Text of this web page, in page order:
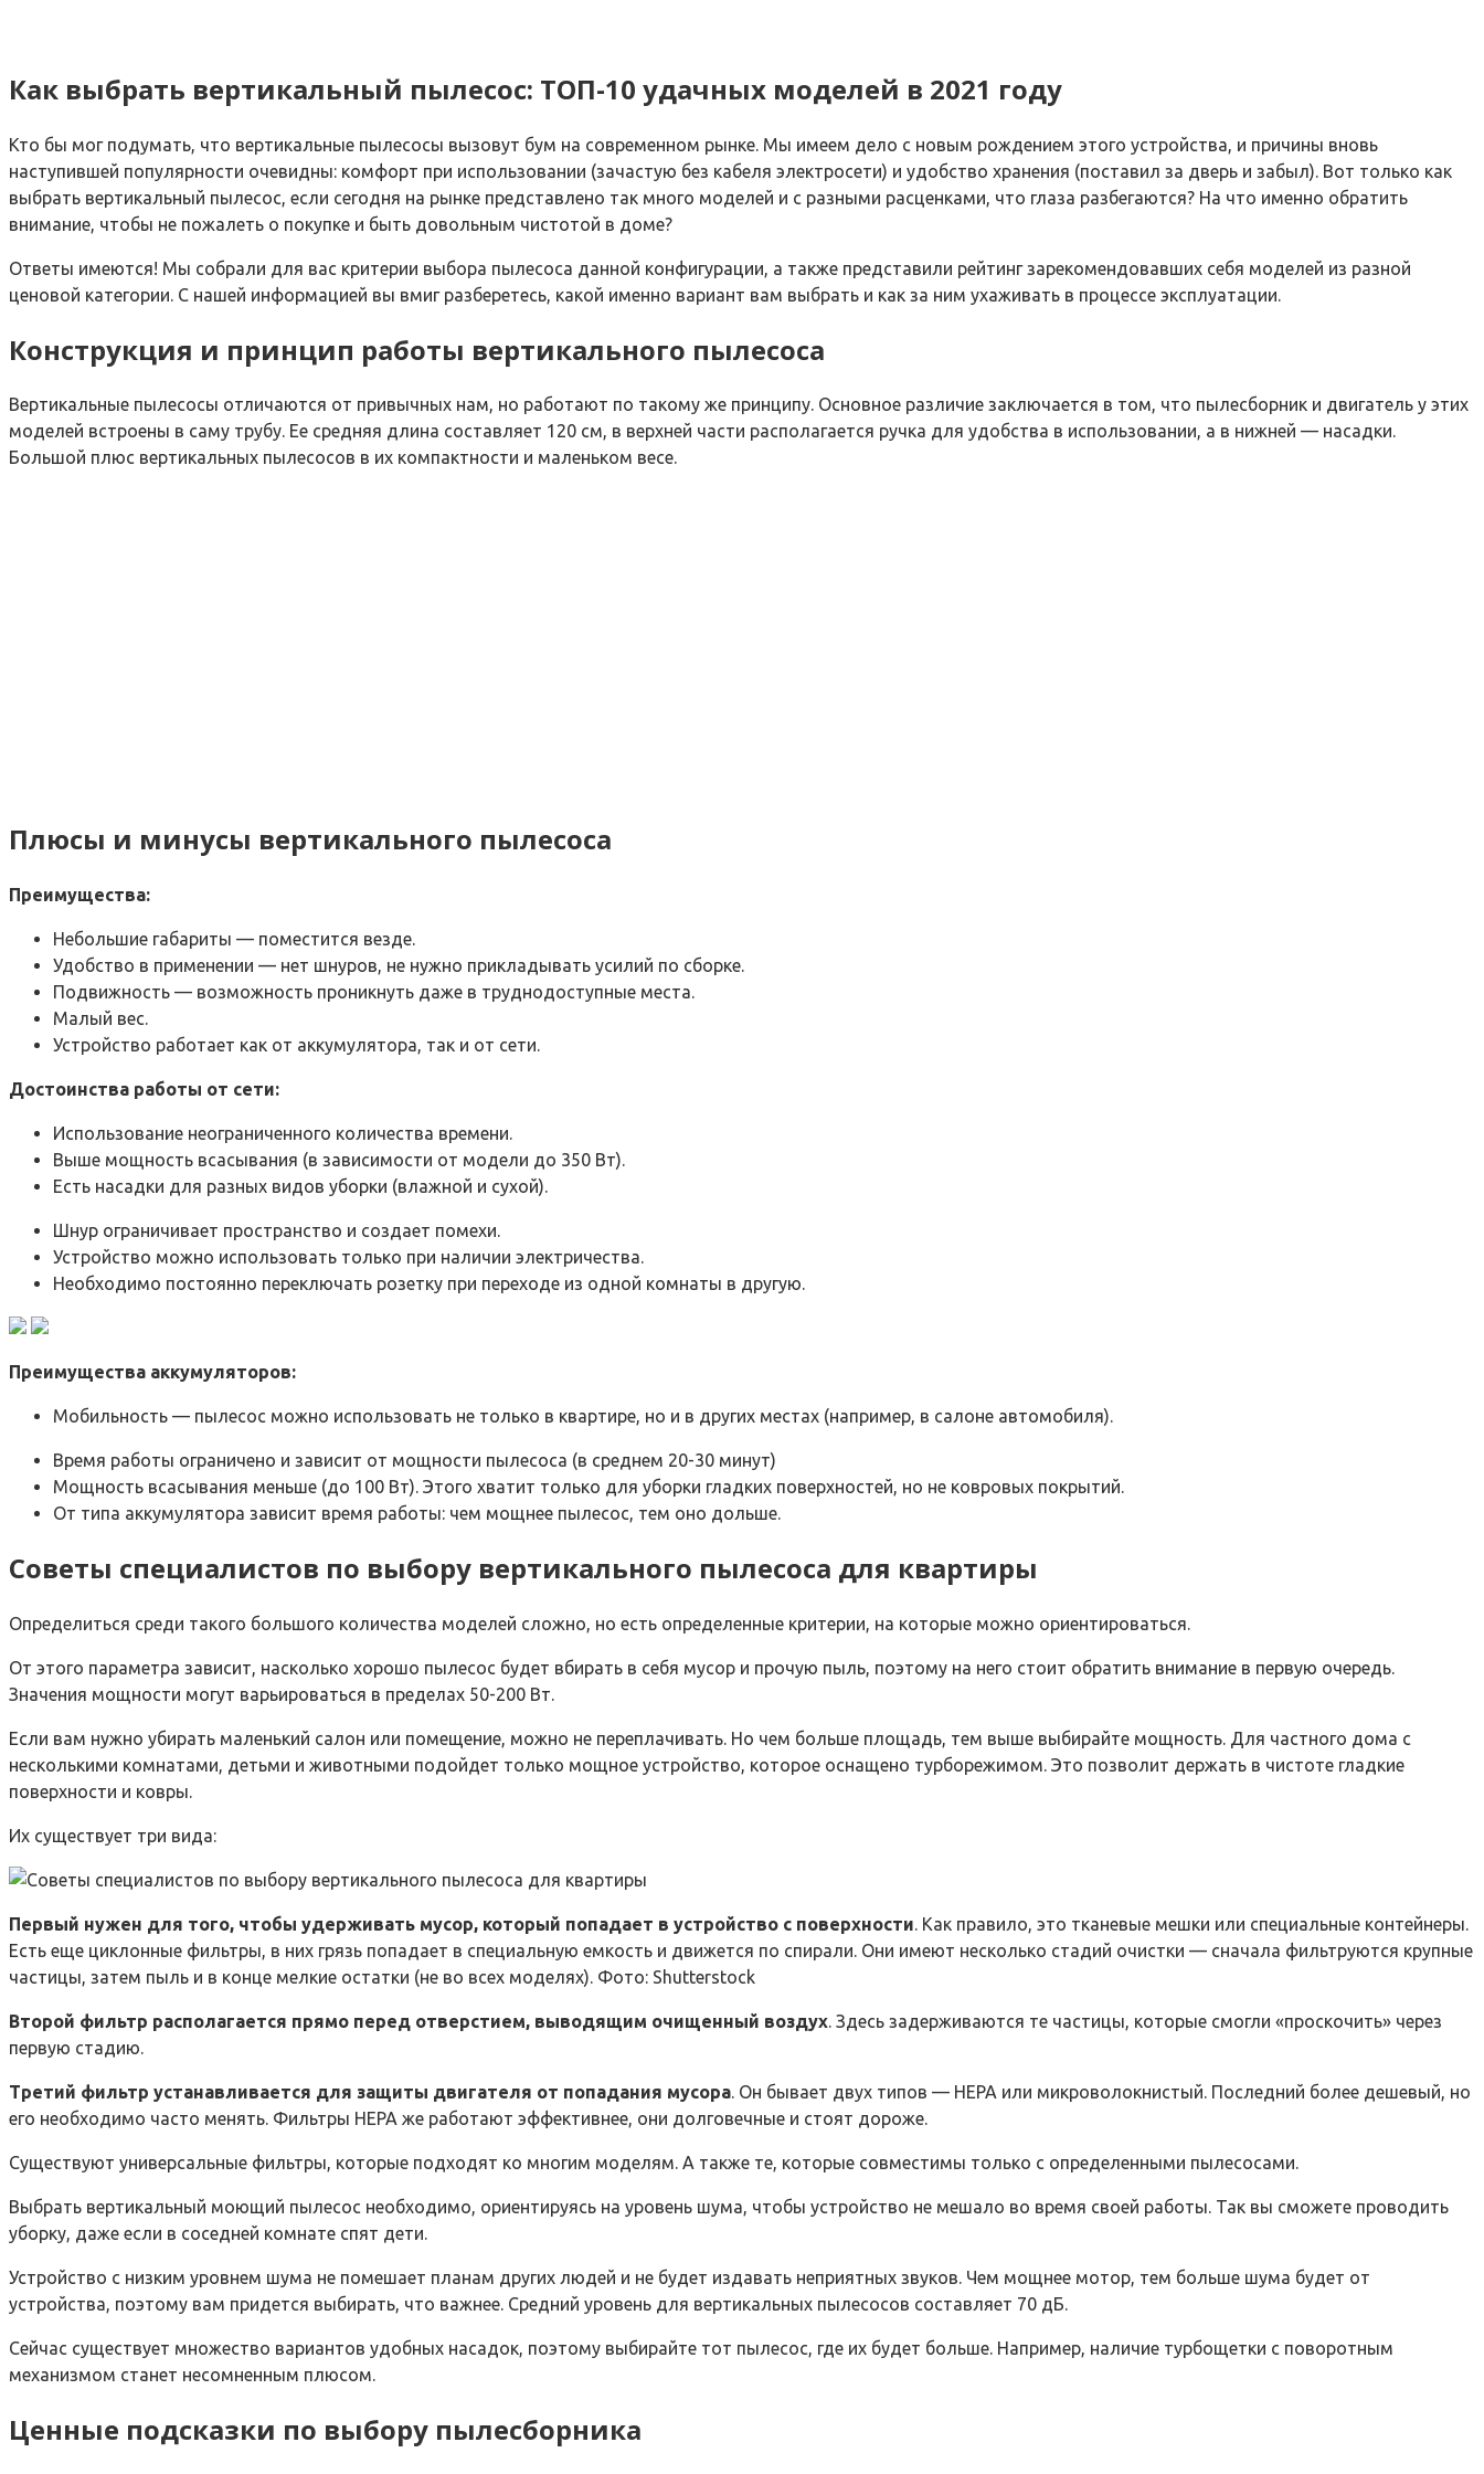
Как выбрать вертикальный пылесос: ТОП-10 удачных моделей в 2021 году
Кто бы мог подумать, что вертикальные пылесосы вызовут бум на современном рынке. Мы имеем дело с новым рождением этого устройства, и причины вновь
наступившей популярности очевидны: комфорт при использовании (зачастую без кабеля электросети) и удобство хранения (поставил за дверь и забыл). Вот только как
выбрать вертикальный пылесос, если сегодня на рынке представлено так много моделей и с разными расценками, что глаза разбегаются? На что именно обратить
внимание, чтобы не пожалеть о покупке и быть довольным чистотой в доме?
Ответы имеются! Мы собрали для вас критерии выбора пылесоса данной конфигурации, а также представили рейтинг зарекомендовавших себя моделей из разной
ценовой категории. С нашей информацией вы вмиг разберетесь, какой именно вариант вам выбрать и как за ним ухаживать в процессе эксплуатации.
Конструкция и принцип работы вертикального пылесоса
Вертикальные пылесосы отличаются от привычных нам, но работают по такому же принципу. Основное различие заключается в том, что пылесборник и двигатель у этих
моделей встроены в саму трубу. Ее средняя длина составляет 120 см, в верхней части располагается ручка для удобства в использовании, а в нижней — насадки.
Большой плюс вертикальных пылесосов в их компактности и маленьком весе.
Плюсы и минусы вертикального пылесоса
Преимущества:
Небольшие габариты — поместится везде.
Удобство в применении — нет шнуров, не нужно прикладывать усилий по сборке.
Подвижность — возможность проникнуть даже в труднодоступные места.
Малый вес.
Устройство работает как от аккумулятора, так и от сети.
Достоинства работы от сети:
Использование неограниченного количества времени.
Выше мощность всасывания (в зависимости от модели до 350 Вт).
Есть насадки для разных видов уборки (влажной и сухой).
Шнур ограничивает пространство и создает помехи.
Устройство можно использовать только при наличии электричества.
Необходимо постоянно переключать розетку при переходе из одной комнаты в другую.
Преимущества аккумуляторов:
Мобильность — пылесос можно использовать не только в квартире, но и в других местах (например, в салоне автомобиля).
Время работы ограничено и зависит от мощности пылесоса (в среднем 20-30 минут)
Мощность всасывания меньше (до 100 Вт). Этого хватит только для уборки гладких поверхностей, но не ковровых покрытий.
От типа аккумулятора зависит время работы: чем мощнее пылесос, тем оно дольше.
Советы специалистов по выбору вертикального пылесоса для квартиры
Определиться среди такого большого количества моделей сложно, но есть определенные критерии, на которые можно ориентироваться.
От этого параметра зависит, насколько хорошо пылесос будет вбирать в себя мусор и прочую пыль, поэтому на него стоит обратить внимание в первую очередь.
Значения мощности могут варьироваться в пределах 50-200 Вт.
Если вам нужно убирать маленький салон или помещение, можно не переплачивать. Но чем больше площадь, тем выше выбирайте мощность. Для частного дома с
несколькими комнатами, детьми и животными подойдет только мощное устройство, которое оснащено турборежимом. Это позволит держать в чистоте гладкие
поверхности и ковры.
Их существует три вида:
Первый нужен для того, чтобы удерживать мусор, который попадает в устройство с поверхности. Как правило, это тканевые мешки или специальные контейнеры.
Есть еще циклонные фильтры, в них грязь попадает в специальную емкость и движется по спирали. Они имеют несколько стадий очистки — сначала фильтруются крупные
частицы, затем пыль и в конце мелкие остатки (не во всех моделях). Фото: Shutterstock
Второй фильтр располагается прямо перед отверстием, выводящим очищенный воздух. Здесь задерживаются те частицы, которые смогли «проскочить» через
первую стадию.
Третий фильтр устанавливается для защиты двигателя от попадания мусора. Он бывает двух типов — НЕРА или микроволокнистый. Последний более дешевый, но
его необходимо часто менять. Фильтры НЕРА же работают эффективнее, они долговечные и стоят дороже.
Существуют универсальные фильтры, которые подходят ко многим моделям. А также те, которые совместимы только с определенными пылесосами.
Выбрать вертикальный моющий пылесос необходимо, ориентируясь на уровень шума, чтобы устройство не мешало во время своей работы. Так вы сможете проводить
уборку, даже если в соседней комнате спят дети.
Устройство с низким уровнем шума не помешает планам других людей и не будет издавать неприятных звуков. Чем мощнее мотор, тем больше шума будет от
устройства, поэтому вам придется выбирать, что важнее. Средний уровень для вертикальных пылесосов составляет 70 дБ.
Сейчас существует множество вариантов удобных насадок, поэтому выбирайте тот пылесос, где их будет больше. Например, наличие турбощетки с поворотным
механизмом станет несомненным плюсом.
Ценные подсказки по выбору пылесборника